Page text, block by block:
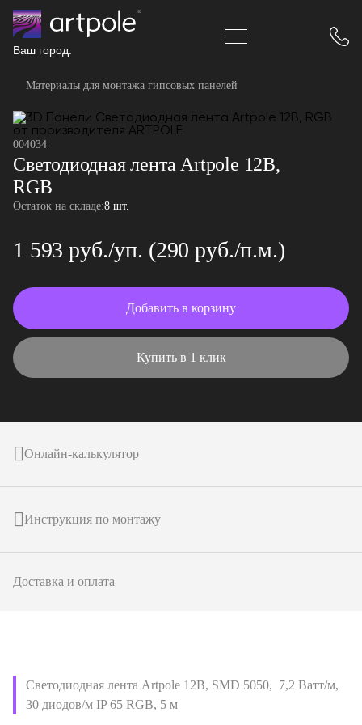
Ваш город:
Материалы для монтажа гипсовых панелей
004034
Светодиодная лента Artpole 12В,
RGB
Остаток на складе:8 шт.
1 593 руб./уп. (290 руб./п.м.)
Добавить в корзину
Купить в 1 клик
Онлайн-калькулятор
Инструкция по монтажу
Доставка и оплата
Светодиодная лента Artpole 12В, SMD 5050, 7,2 Ватт/м,
30 диодов/м IP 65 RGB, 5 м